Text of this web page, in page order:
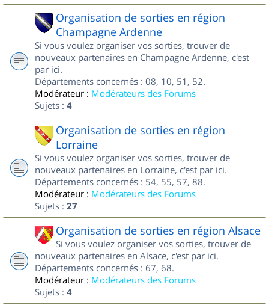
Organisation de sorties en région
Champagne Ardenne
Si vous voulez organiser vos sorties, trouver de
nouveaux partenaires en Champagne Ardenne, c'est
par ici.
Départements concernés : 08, 10, 51, 52.
Modérateur : Modérateurs des Forums
Sujets : 4
Organisation de sorties en région
Lorraine
Si vous voulez organiser vos sorties, trouver de
nouveaux partenaires en Lorraine, c'est par ici.
Départements concernés : 54, 55, 57, 88.
Modérateur : Modérateurs des Forums
Sujets : 27
Organisation de sorties en région Alsace
Si vous voulez organiser vos sorties, trouver de
nouveaux partenaires en Alsace, c'est par ici.
Départements concernés : 67, 68.
Modérateur : Modérateurs des Forums
Sujets : 4